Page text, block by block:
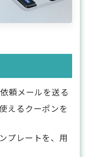
頼メールを送る
えるクーポンを
プレートを、用